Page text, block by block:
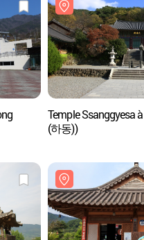
Temple Ssanggyesa
(하동))